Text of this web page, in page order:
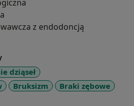
gamy zabiegów.
naszej praktyki nowości
aparaturę jak kamerę
abrazyjną-usuwanie
laser diodowy-
-precyzja zabiegów oraz
wykonujące coraz więcej
z endodoncją
dziąseł
Bruksizm Braki zębowe